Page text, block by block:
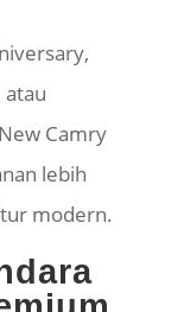
Camry
lebih
modern.